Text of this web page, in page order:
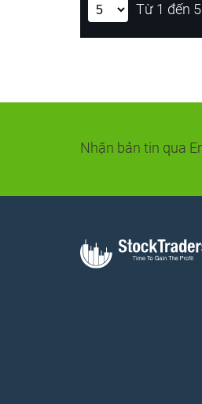
Từ 1 đến
Nhận bản tin qua